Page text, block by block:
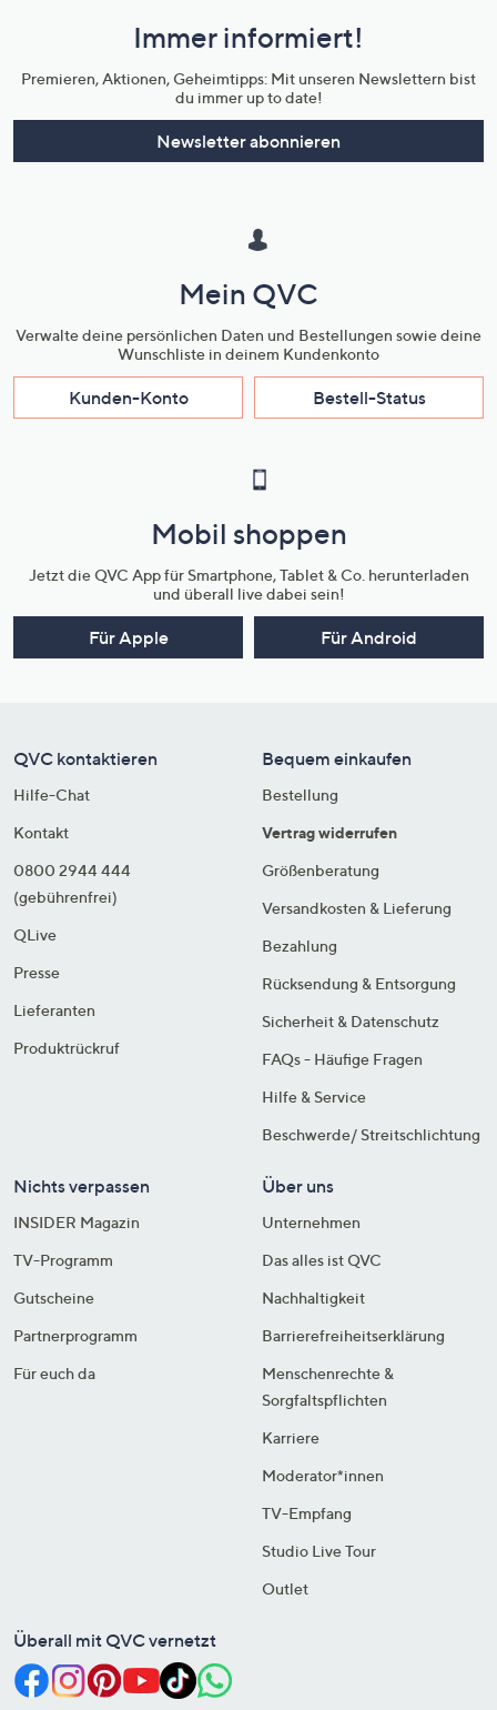
Unternehmensinformationen
Immer informiert!
Premieren, Aktionen, Geheimtipps: Mit unseren Newslettern bist
du immer up to date!
Newsletter abonnieren
Mein QVC
Verwalte deine persönlichen Daten und Bestellungen sowie deine
Wunschliste in deinem Kundenkonto
Kunden-Konto Bestell-Status
Mobil shoppen
Jetzt die QVC App für Smartphone, Tablet & Co. herunterladen
und überall live dabei sein!
Für Apple Für Android
QVC kontaktieren
Hilfe-Chat
Kontakt
0800 2944 444
(gebührenfrei)
QLive
Presse
Lieferanten
Produktrückruf
Bequem einkaufen
Bestellung
Vertrag widerrufen
Größenberatung
Versandkosten & Lieferung
Bezahlung
Rücksendung & Entsorgung
Sicherheit & Datenschutz
FAQs - Häufige Fragen
Hilfe & Service
Beschwerde/ Streitschlichtung
Nichts verpassen
INSIDER Magazin
TV-Programm
Gutscheine
Partnerprogramm
Für euch da
Über uns
Unternehmen
Das alles ist QVC
Nachhaltigkeit
Barrierefreiheitserklärung
Menschenrechte &
Sorgfaltspflichten
Karriere
Moderator*innen
TV-Empfang
Studio Live Tour
Outlet
Überall mit QVC vernetzt